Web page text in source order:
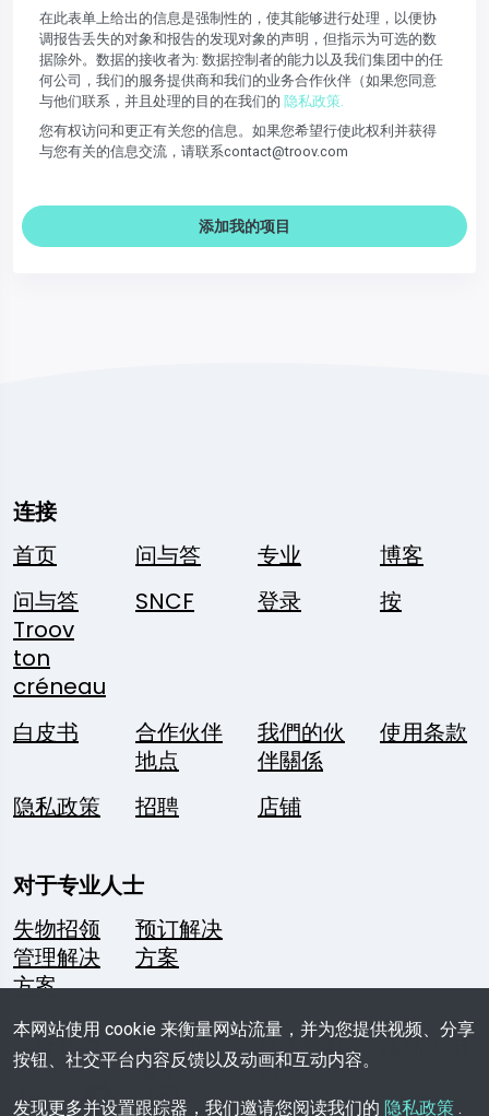
在此表单上给出的信息是强制性的，使其能够进行处理，以便协
调报告丢失的对象和报告的发现对象的声明，但指示为可选的数
据除外。数据的接收者为: 数据控制者的能力以及我们集团中的任
何公司，我们的服务提供商和我们的业务合作伙伴（如果您同意
与他们联系，并且处理的目的在我们的 隐私政策.
您有权访问和更正有关您的信息。如果您希望行使此权利并获得
与您有关的信息交流，请联系contact@troov.com
添加我的项目
连接
首页
问与答 专业
博客
问与答
Troov
ton
créneau
SNCF 登录 按
白皮书
合作伙伴
地点
我們的伙
伴關係
使用条款
隐私政策 招聘 店铺
对于专业人士
失物招领
管理解决
方案
预订解决
方案
关注我们
一个问
题？
媒体资料
袋
本网站使用 cookie 来衡量网站流量，并为您提供视频、分享
按钮、社交平台内容反馈以及动画和互动内容。
发现更多并设置跟踪器，我们邀请您阅读我们的 隐私政策 .